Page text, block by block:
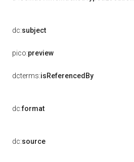
dc:subject
pico:preview
dcterms:isReferencedBy
dc:format
dc:source